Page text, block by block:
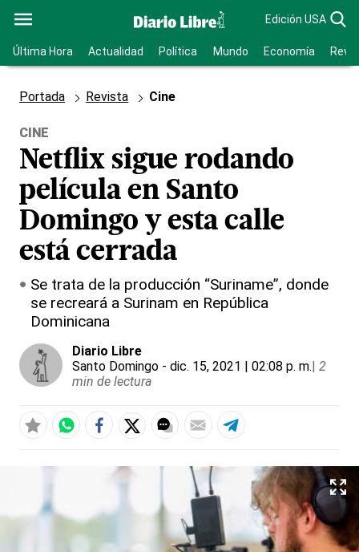
Edición USA
Última Hora Actualidad Política Mundo Economía
Portada Revista Cine
CINE
Netflix sigue rodando
película en Santo
Domingo y esta calle
está cerrada
Se trata de la producción “Suriname”, donde
se recreará a Surinam en República
Dominicana
Diario Libre
Santo Domingo - dic. 15, 2021 | 02:08 p. m.| 2
min de lectura